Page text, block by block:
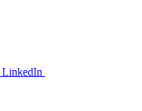
LinkedIn